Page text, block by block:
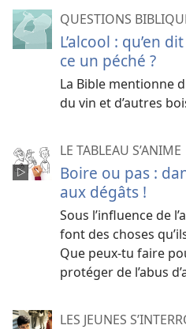
QUESTIONS
L’alcool : qu’en
ce un péché ?
La Bible mentionne
du vin et d’autres
LE TABLEAU S’ANIME
Boire ou pas :
aux dégâts !
Sous l’influence de
font des choses
Que peux-​tu faire
protéger de l’abus
LES JEUNES